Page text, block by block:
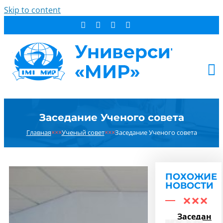
Skip to content
СТУДЕНТУ
ДОПОБРАЗОВАНИЕ
НОВОСТИ
РЕЗУЛЬТАТ ПОИСКА:
Заседание Ученого совета
Главная×××Ученый совет×××Заседание Ученого совета
ПОХОЖИЕ
НОВОСТИ
Заседание